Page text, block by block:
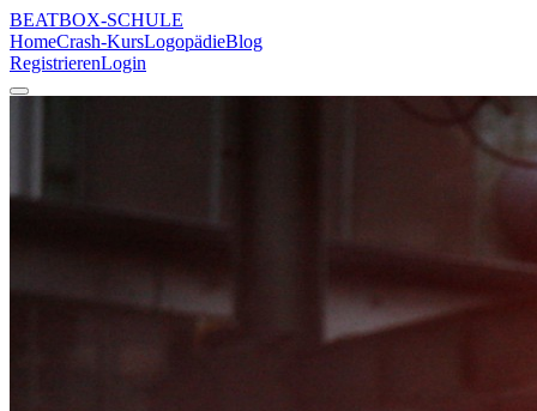
BEATBOX-SCHULE
HomeCrash-KursLogopädieBlog
RegistrierenLogin